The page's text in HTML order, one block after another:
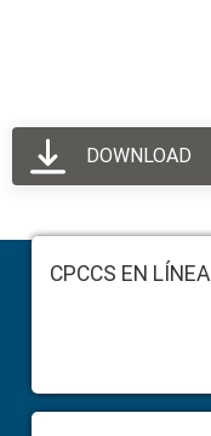
DOWNLOAD
FooterCPCCS EN LÍNEA